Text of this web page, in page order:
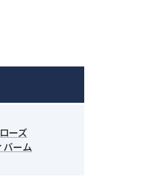
ーズ
バーム